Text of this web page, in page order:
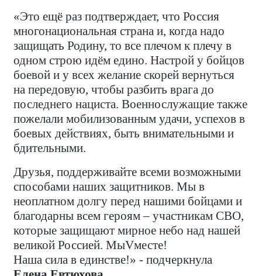
«Это ещё раз подтверждает, что Россия
многонациональная страна и, когда надо
защищать Родину, то все плечом к плечу в
одном строю идём едино. Настрой у бойцов
боевой и у всех желание скорей вернуться
на передовую, чтобы разбить врага до
последнего нациста. Военнослужащие также
пожелали мобилизованным удачи, успехов в
боевых действиях, быть внимательными и
бдительными.
Друзья, поддерживайте всеми возможными
способами наших защитников. Мы в
неоплатном долгу перед нашими бойцами и
благодарны всем героям – участникам СВО,
которые защищают мирное небо над нашей
великой Россией. МыVместе!
Наша сила в единстве!» - подчеркнула